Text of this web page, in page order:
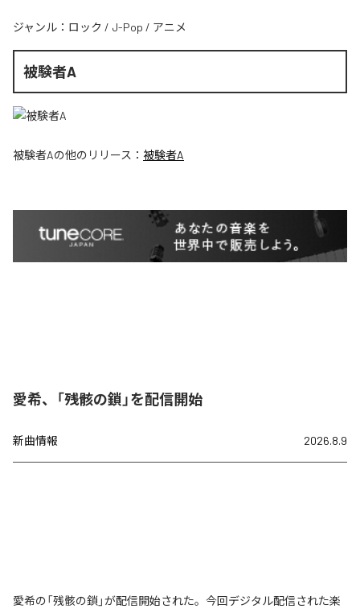
ジャンル： ロック / J-Pop / アニメ
被験者A
被験者Aの他のリリース： 被験者A
愛希、「残骸の鎖」を配信開始
新曲情報 2026.8.9
愛希の「残骸の鎖」が配信開始された。今回デジタル配信された楽